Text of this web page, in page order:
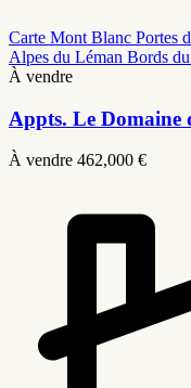
Carte Mont Blanc Portes
Alpes du Léman Bords
À vendre
Appts. Le Domaine
À vendre 462,000 €